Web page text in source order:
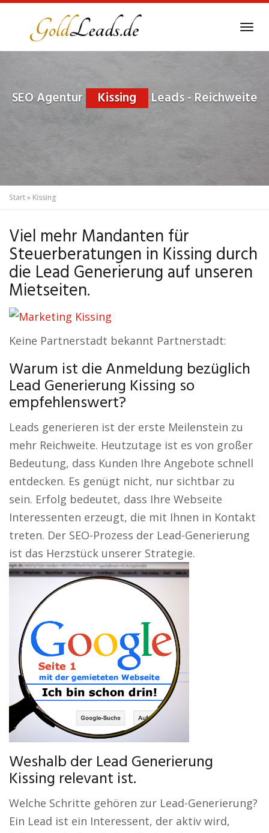
SEO Agentur Kissing Leads - Reichweite
Start» Kissing
Viel mehr Mandanten für
Steuerberatungen in Kissing durch
die Lead Generierung auf unseren
Mietseiten.
Keine Partnerstadt bekannt Partnerstadt:
Warum ist die Anmeldung bezüglich
Lead Generierung Kissing so
empfehlenswert?
Leads generieren ist der erste Meilenstein zu
mehr Reichweite. Heutzutage ist es von großer
Bedeutung, dass Kunden Ihre Angebote schnell
entdecken. Es genügt nicht, nur sichtbar zu
sein. Erfolg bedeutet, dass Ihre Webseite
Interessenten erzeugt, die mit Ihnen in Kontakt
treten. Der SEO-Prozess der Lead-Generierung
ist das Herzstück unserer Strategie.
Weshalb der Lead Generierung
Kissing relevant ist.
Welche Schritte gehören zur Lead-Generierung?
Ein Lead ist ein Interessent, der aktiv wird,